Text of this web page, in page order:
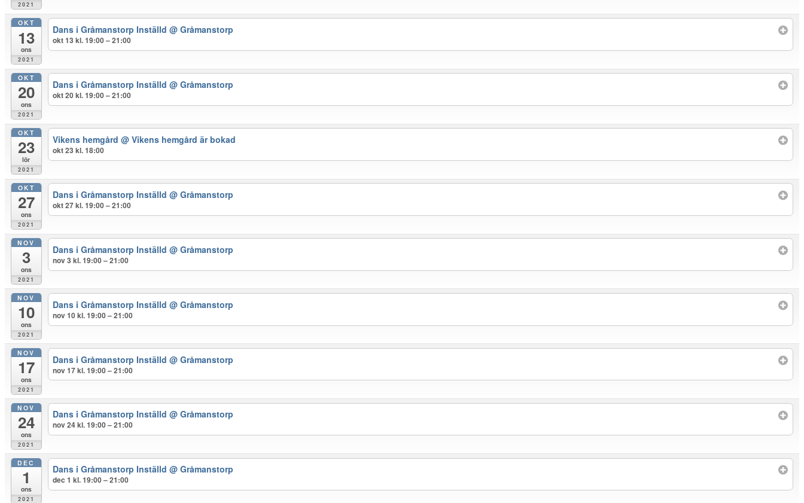
2021
OKT
13
ons
2021
Dans i Gråmanstorp Inställd@ Gråmanstorp
okt 13 kl. 19:00 – 21:00
OKT
20
ons
2021
Dans i Gråmanstorp Inställd@ Gråmanstorp
okt 20 kl. 19:00 – 21:00
OKT
23
lör
2021
Vikens hemgård@ Vikens hemgård är bokad
okt 23 kl. 18:00
OKT
27
ons
2021
Dans i Gråmanstorp Inställd@ Gråmanstorp
okt 27 kl. 19:00 – 21:00
NOV
3
ons
2021
Dans i Gråmanstorp Inställd@ Gråmanstorp
nov 3 kl. 19:00 – 21:00
NOV
10
ons
2021
Dans i Gråmanstorp Inställd@ Gråmanstorp
nov 10 kl. 19:00 – 21:00
NOV
17
ons
2021
Dans i Gråmanstorp Inställd@ Gråmanstorp
nov 17 kl. 19:00 – 21:00
NOV
24
ons
2021
Dans i Gråmanstorp Inställd@ Gråmanstorp
nov 24 kl. 19:00 – 21:00
DEC
1
ons
2021
Dans i Gråmanstorp Inställd@ Gråmanstorp
dec 1 kl. 19:00 – 21:00